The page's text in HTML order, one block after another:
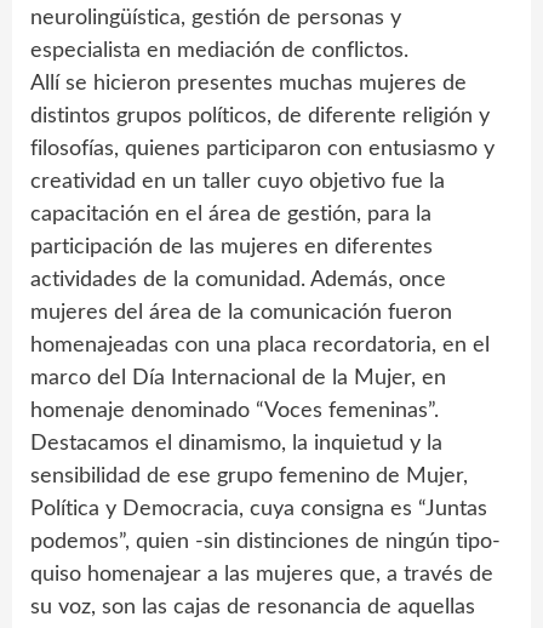
neurolingüística, gestión de personas y
especialista en mediación de conflictos.
Allí se hicieron presentes muchas mujeres de
distintos grupos políticos, de diferente religión y
filosofías, quienes participaron con entusiasmo y
creatividad en un taller cuyo objetivo fue la
capacitación en el área de gestión, para la
participación de las mujeres en diferentes
actividades de la comunidad. Además, once
mujeres del área de la comunicación fueron
homenajeadas con una placa recordatoria, en el
marco del Día Internacional de la Mujer, en
homenaje denominado “Voces femeninas”.
Destacamos el dinamismo, la inquietud y la
sensibilidad de ese grupo femenino de Mujer,
Política y Democracia, cuya consigna es “Juntas
podemos”, quien -sin distinciones de ningún tipo-
quiso homenajear a las mujeres que, a través de
su voz, son las cajas de resonancia de aquellas